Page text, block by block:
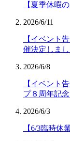
【夏季休暇
2026/6/11
【イベント
催決定しまし
2026/6/8
【イベント
プ８周年記
2026/6/3
【6/3臨時休